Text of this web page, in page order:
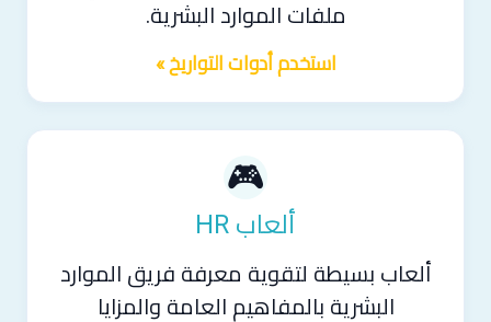
ملفات الموارد البشرية.
استخدم أدوات التواريخ »
🎮
ألعاب HR
ألعاب بسيطة لتقوية معرفة فريق الموارد
البشرية بالمفاهيم العامة والمزايا